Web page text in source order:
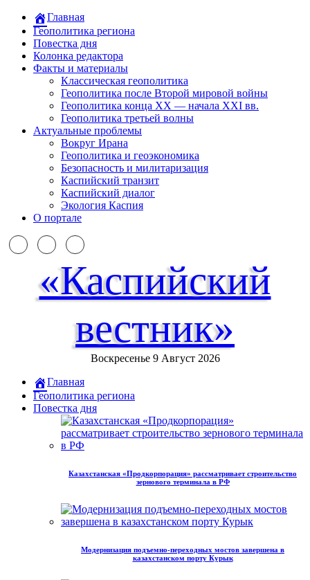
Главная
Геополитика региона
Повестка дня
Колонка редактора
Факты и материалы
Классическая геополитика
Геополитика после Второй мировой войны
Геополитика конца XX — начала XXI вв.
Геополитика третьей волны
Актуальные проблемы
Вокруг Ирана
Геополитика и геоэкономика
Безопасность и милитаризация
Каспийский транзит
Каспийский диалог
Экология Каспия
О портале
«Каспийский
вестник»
Воскресенье 9 Август 2026
Главная
Геополитика региона
Повестка дня
Казахстанская «Продкорпорация» рассматривает строительство
зернового терминала в РФ
Модернизация подъемно-переходных мостов завершена в
казахстанском порту Курык